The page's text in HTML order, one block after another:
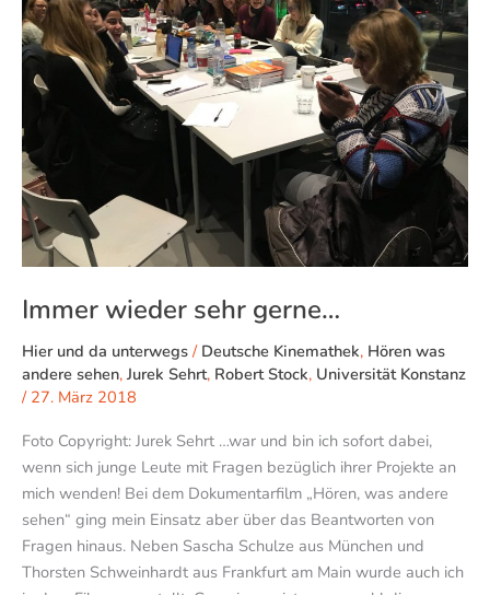
Immer wieder sehr gerne…
Hier und da unterwegs / Deutsche Kinemathek, Hören was
andere sehen, Jurek Sehrt, Robert Stock, Universität Konstanz
/ 27. März 2018
Foto Copyright: Jurek Sehrt …war und bin ich sofort dabei,
wenn sich junge Leute mit Fragen bezüglich ihrer Projekte an
mich wenden! Bei dem Dokumentarfilm „Hören, was andere
sehen“ ging mein Einsatz aber über das Beantworten von
Fragen hinaus. Neben Sascha Schulze aus München und
Thorsten Schweinhardt aus Frankfurt am Main wurde auch ich
gerne…